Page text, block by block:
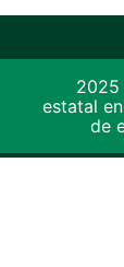
2025
estatal
de